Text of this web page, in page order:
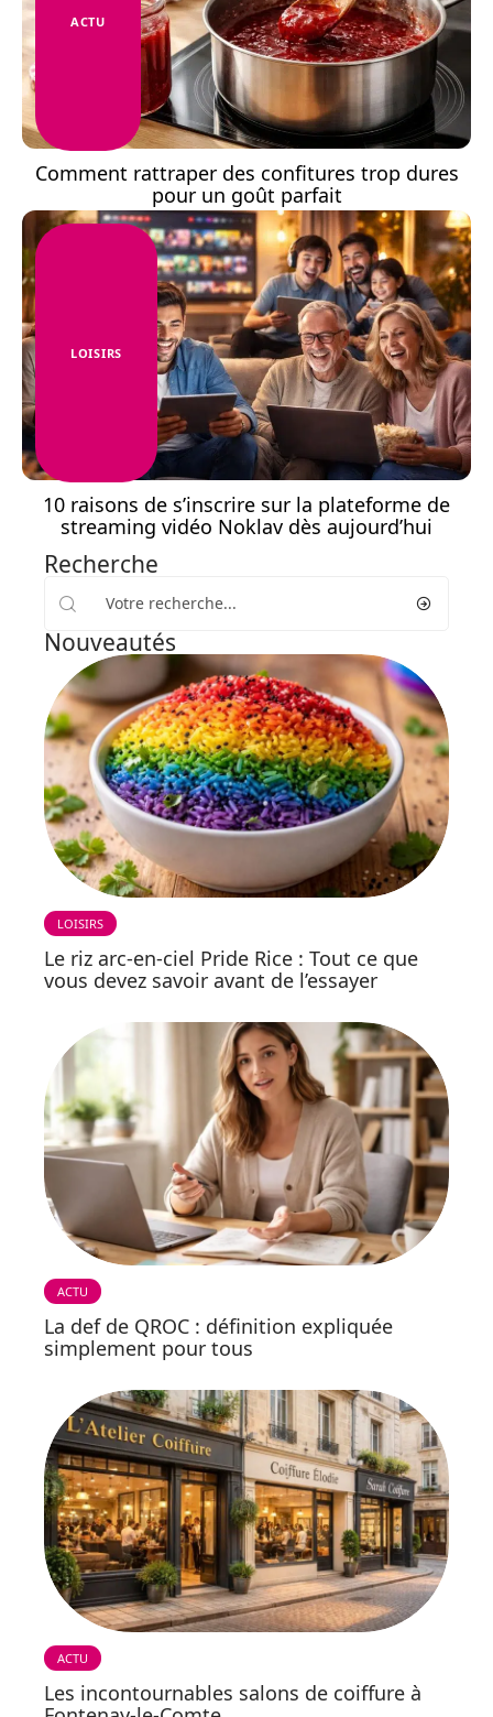
ACTU
Comment rattraper des confitures trop dures
pour un goût parfait
LOISIRS
10 raisons de s’inscrire sur la plateforme de
streaming vidéo Noklav dès aujourd’hui
Recherche
Nouveautés
LOISIRS
Le riz arc-en-ciel Pride Rice : Tout ce que
vous devez savoir avant de l’essayer
ACTU
La def de QROC : définition expliquée
simplement pour tous
ACTU
Les incontournables salons de coiffure à